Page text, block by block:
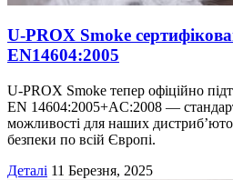
U-PROX Smoke
EN14604:2005
U-PROX Smoke тепер офіційно
EN 14604:2005+AC:2008 —
можливості для наших
безпеки по всій Європі.
Деталі 11 Березня, 2025